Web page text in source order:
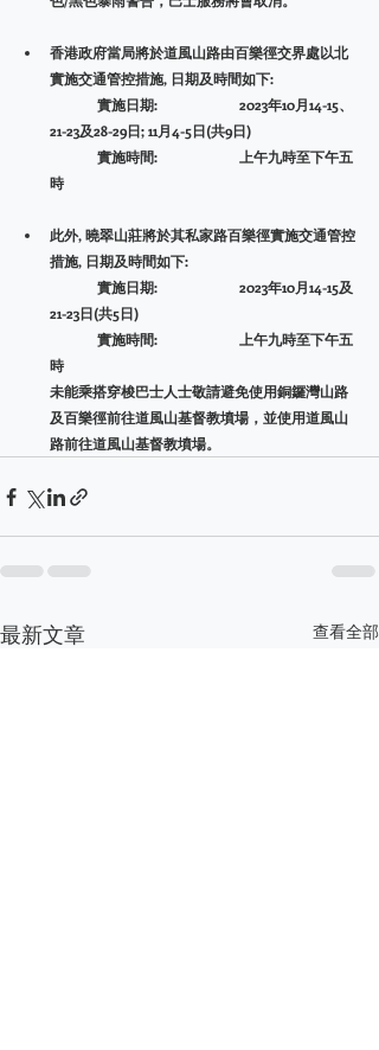
香港政府當局將於道風山路由百樂徑交界處以北
實施交通管控措施, 日期及時間如下:
21-23及28-29日; 11月4-5日(共9日)
時
此外, 曉翠山莊將於其私家路百樂徑實施交通管控
21-23日(共5日)
時
未能乘搭穿梭巴士人士敬請避免使用銅鑼灣山路
及百樂徑前往道風山基督教墳場，並使用道風山
路前往道風山基督教墳場。
最新文章 查看全部